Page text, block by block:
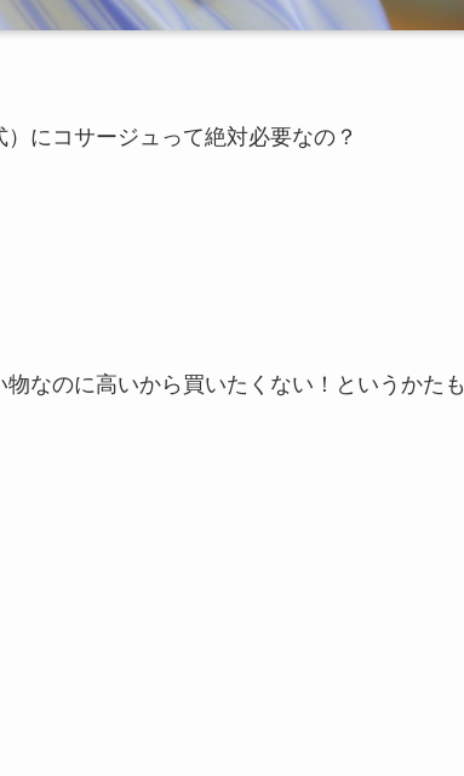
にコサージュって絶対必要なの？
なのに高いから買いたくない！というかたも